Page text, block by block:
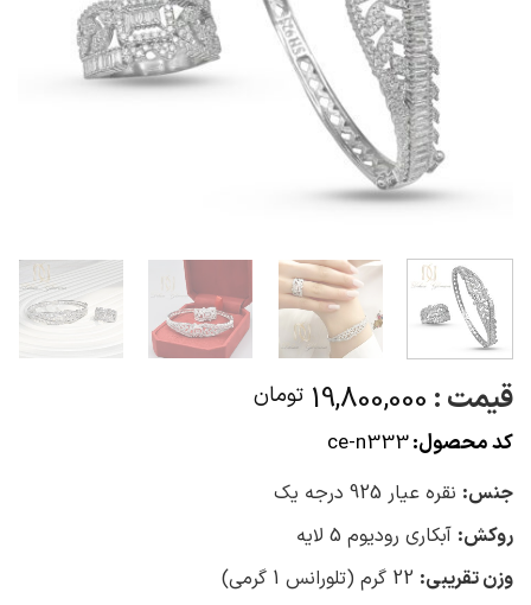
قیمت : 19,800,000 تومان
کد محصول:ce-n333
جنس: نقره عیار 925 درجه یک
روکش: آبکاری رودیوم 5 لایه
وزن تقریبی: